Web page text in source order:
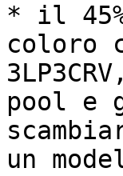
* il
coloro
pool e
un